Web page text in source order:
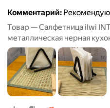
Комментарий: Рекомендую
Товар — Салфетница ilwi
металлическая черная
держатель для бумажных